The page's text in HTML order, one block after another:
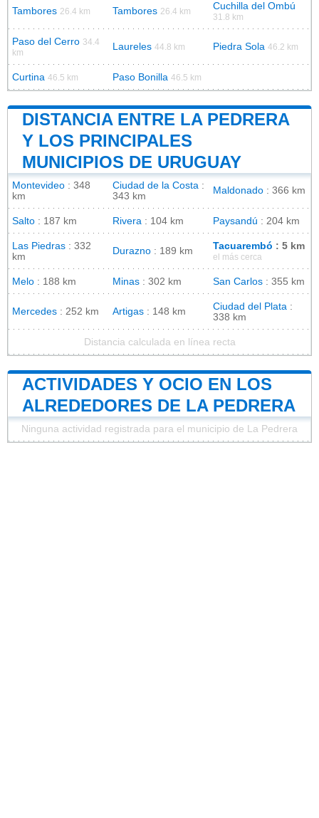
Tambores 26.4 km Tambores 26.4 km Cuchilla del Ombú
31.8 km
Paso del Cerro 34.4
km
Laureles 44.8 km Piedra Sola 46.2 km
Curtina 46.5 km Paso Bonilla 46.5 km
DISTANCIA ENTRE LA PEDRERA
Y LOS PRINCIPALES
MUNICIPIOS DE URUGUAY
Montevideo : 348
km
Ciudad de la Costa :
343 km
Maldonado : 366 km
Salto : 187 km Rivera : 104 km Paysandú : 204 km
Las Piedras : 332
km
Durazno : 189 km Tacuarembó : 5 km
el más cerca
Melo : 188 km Minas : 302 km San Carlos : 355 km
Mercedes : 252 km Artigas : 148 km Ciudad del Plata :
338 km
Distancia calculada en línea recta
ACTIVIDADES Y OCIO EN LOS
ALREDEDORES DE LA PEDRERA
Ninguna actividad registrada para el municipio de La Pedrera